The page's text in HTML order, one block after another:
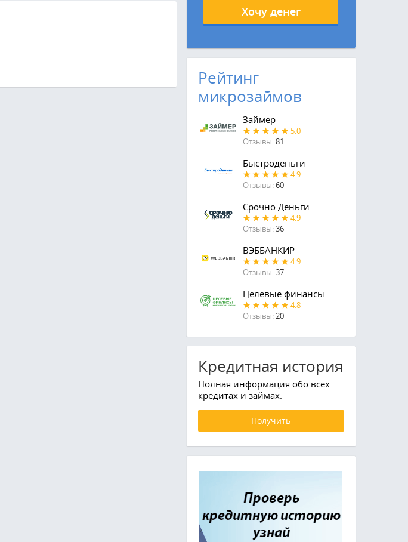
Хочу денег
Рейтинг
микрозаймов
Займер
5.0
Отзывы:81
Быстроденьги
4.9
Отзывы:60
Срочно Деньги
4.9
Отзывы:36
ВЭББАНКИР
4.9
Отзывы:37
Целевые финансы
4.8
Отзывы:20
Кредитная история
Полная информация обо всех
кредитах и займах.
Получить